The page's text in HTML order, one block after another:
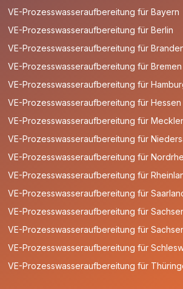
VE-Prozesswasseraufbereitung für Bayern
VE-Prozesswasseraufbereitung für Berlin
VE-Prozesswasseraufbereitung für
VE-Prozesswasseraufbereitung für Bremen
VE-Prozesswasseraufbereitung für
VE-Prozesswasseraufbereitung für Hessen
VE-Prozesswasseraufbereitung für
VE-Prozesswasseraufbereitung für
VE-Prozesswasseraufbereitung für
VE-Prozesswasseraufbereitung für
VE-Prozesswasseraufbereitung für
VE-Prozesswasseraufbereitung für
VE-Prozesswasseraufbereitung für
VE-Prozesswasseraufbereitung für
VE-Prozesswasseraufbereitung für